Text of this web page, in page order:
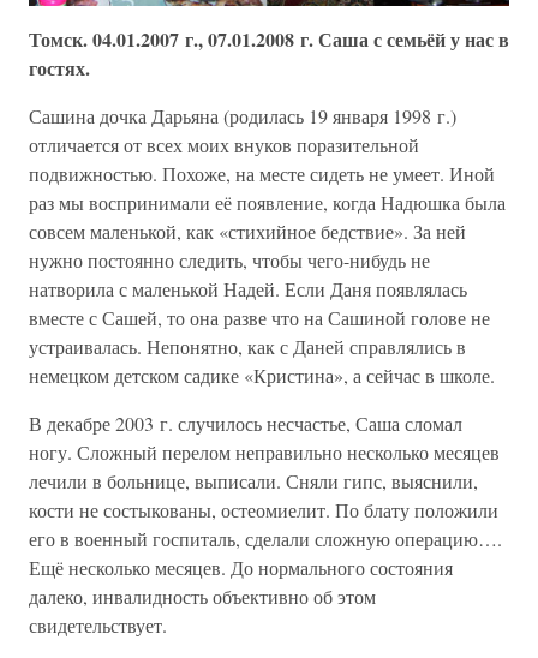
Томск. 04.01.2007 г., 07.01.2008 г. Саша с семьёй у нас в
гостях.
Сашина дочка Дарьяна (родилась 19 января 1998 г.)
отличается от всех моих внуков поразительной
подвижностью. Похоже, на месте сидеть не умеет. Иной
раз мы воспринимали её появление, когда Надюшка была
совсем маленькой, как «стихийное бедствие». За ней
нужно постоянно следить, чтобы чего-нибудь не
натворила с маленькой Надей. Если Даня появлялась
вместе с Сашей, то она разве что на Сашиной голове не
устраивалась. Непонятно, как с Даней справлялись в
немецком детском садике «Кристина», а сейчас в школе.
В декабре 2003 г. случилось несчастье, Саша сломал
ногу. Сложный перелом неправильно несколько месяцев
лечили в больнице, выписали. Сняли гипс, выяснили,
кости не состыкованы, остеомиелит. По блату положили
его в военный госпиталь, сделали сложную операцию….
Ещё несколько месяцев. До нормального состояния
далеко, инвалидность объективно об этом
свидетельствует.